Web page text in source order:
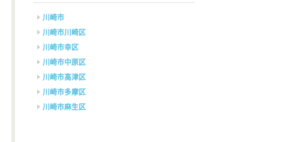
川崎市
川崎市川崎区
川崎市幸区
川崎市中原区
川崎市高津区
川崎市多摩区
川崎市麻生区